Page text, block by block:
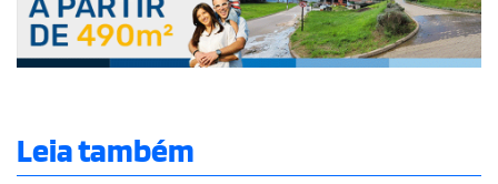
Leia também